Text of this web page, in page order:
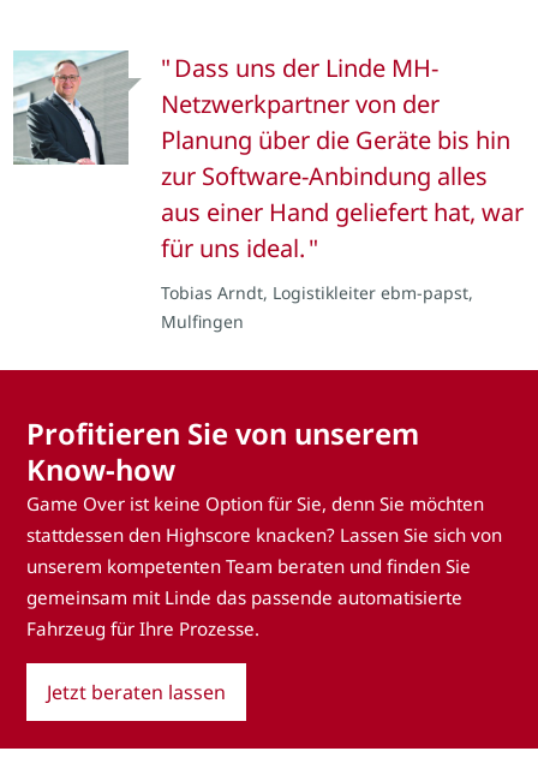
Dass uns der Linde MH-
Netzwerkpartner von der
Planung über die Geräte bis hin
zur Software-Anbindung alles
aus einer Hand geliefert hat, war
für uns ideal.
Tobias Arndt, Logistikleiter ebm-papst,
Mulfingen
Profitieren Sie von unserem
Know-how
Game Over ist keine Option für Sie, denn Sie möchten
stattdessen den Highscore knacken? Lassen Sie sich von
unserem kompetenten Team beraten und finden Sie
gemeinsam mit Linde das passende automatisierte
Fahrzeug für Ihre Prozesse.
Jetzt beraten lassen